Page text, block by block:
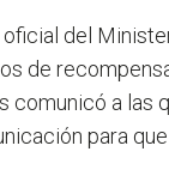
oficial del
de
comunicó a las
para